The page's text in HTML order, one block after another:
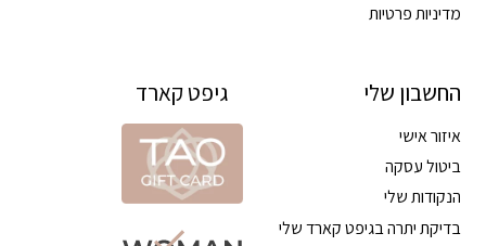
מדיניות פרטיות
החשבון שלי
איזור אישי
ביטול עסקה
הנקודות שלי
בדיקת יתרה בגיפט קארד שלי
גיפט קארד